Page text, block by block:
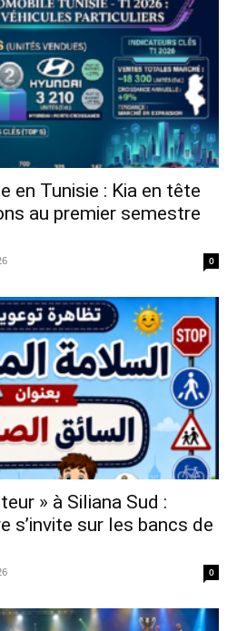
en Tunisie : Kia en tête
au premier semestre
0
» à Siliana Sud :
s’invite sur les bancs de
0